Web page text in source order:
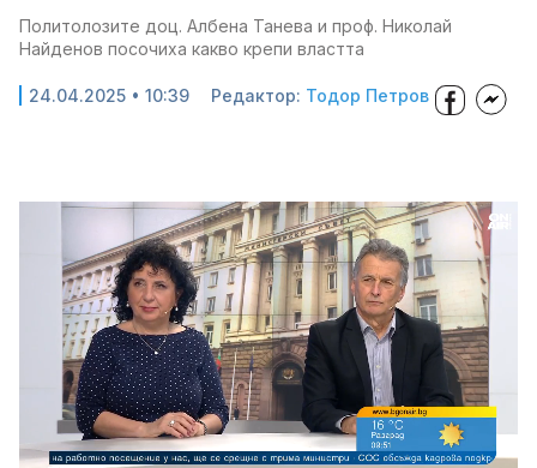
Политолозите доц. Албена Танева и проф. Николай
Найденов посочиха какво крепи властта
24.04.2025 • 10:39 Редактор: Тодор Петров